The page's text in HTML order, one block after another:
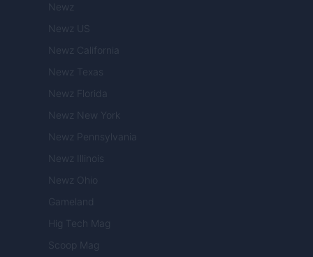
Newz
Newz US
Newz California
Newz Texas
Newz Florida
Newz New York
Newz Pennsylvania
Newz Illinois
Newz Ohio
Gameland
Hig Tech Mag
Scoop Mag